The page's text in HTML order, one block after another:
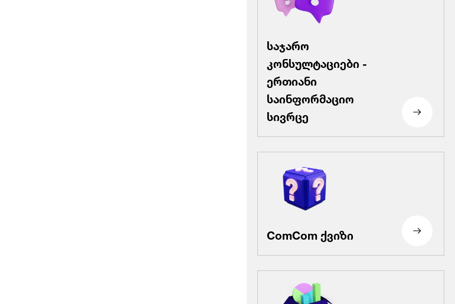
საჯარო
კონსულტაციები -
ერთიანი
საინფორმაციო
სივრცე
ComCom ქვიზი